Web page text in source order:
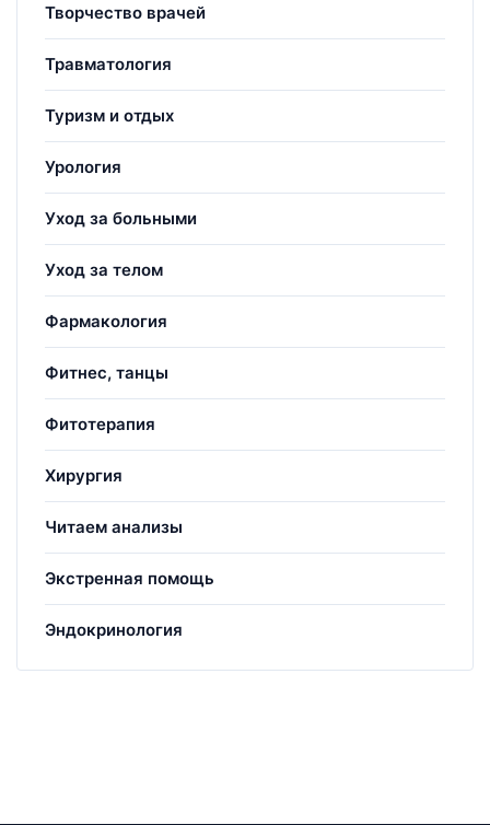
Творчество врачей
Травматология
Туризм и отдых
Урология
Уход за больными
Уход за телом
Фармакология
Фитнес, танцы
Фитотерапия
Хирургия
Читаем анализы
Экстренная помощь
Эндокринология